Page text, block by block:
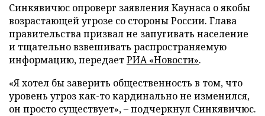
Синкявичюс опроверг заявления Каунаса о якобы
возрастающей угрозе со стороны России. Глава
правительства призвал не запугивать население
и тщательно взвешивать распространяемую
информацию, передаетРИА «Новости».
«Я хотел бы заверить общественность в том, что
уровень угроз как-то кардинально не изменился,
он просто существует», – подчеркнул Синкявичюс.